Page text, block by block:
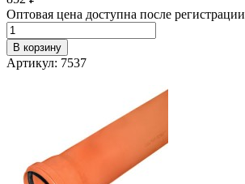
Оптовая цена доступна после регистрации
В корзину
Артикул: 7537